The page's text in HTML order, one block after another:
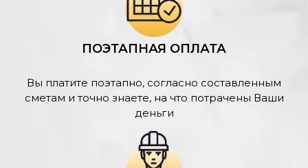
ПОЭТАПНАЯ ОПЛАТА
Вы платите поэтапно, согласно составленным
сметам и точно знаете, на что потрачены Ваши
деньги